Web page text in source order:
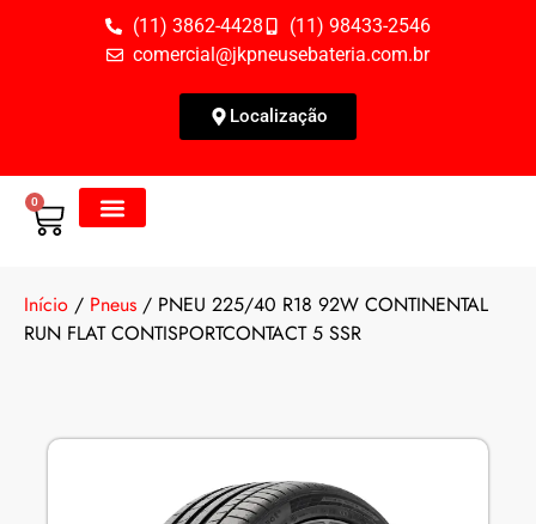
(11) 3862-4428
(11) 98433-2546
comercial@jkpneusebateria.com.br
Localização
0
Início / Pneus / PNEU 225/40 R18 92W CONTINENTAL
RUN FLAT CONTISPORTCONTACT 5 SSR